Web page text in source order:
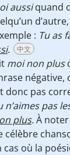
aussiquand
: Tu as
. 中文
moi non plus
négative,
donc pas
n’aimes pas
plus.À
célèbre
cas où la